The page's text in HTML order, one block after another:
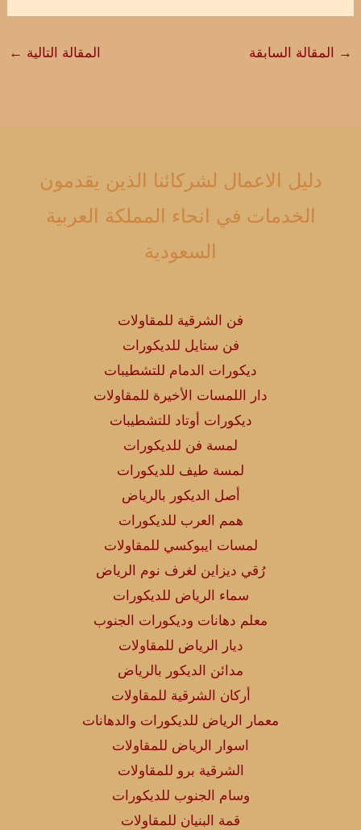
→ المقالة السابقة المقالة التالية ←
دليل الاعمال لشركائنا الذين يقدمون
الخدمات في انحاء المملكة العربية
السعودية
فن الشرقية للمقاولات
فن ستايل للديكورات
ديكورات الدمام للتشطيبات
دار اللمسات الأخيرة للمقاولات
ديكورات أوتاد للتشطيبات
لمسة فن للديكورات
لمسة طيف للديكورات
أصل الديكور بالرياض
همم العرب للديكورات
لمسات ايبوكسي للمقاولات
رُقي ديزاين لغرف نوم الرياض
سماء الرياض للديكورات
معلم دهانات وديكورات الجنوب
ديار الرياض للمقاولات
مدائن الديكور بالرياض
أركان الشرقية للمقاولات
معمار الرياض للديكورات والدهانات
اسوار الرياض للمقاولات
الشرقية برو للمقاولات
وسام الجنوب للديكورات
قمة البنيان للمقاولات